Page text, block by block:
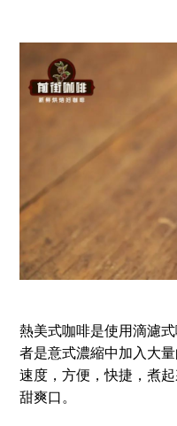
熱美式咖啡是使用滴濾
者是意式濃縮中加入大
速度，方便，快捷，煮
甜爽口。